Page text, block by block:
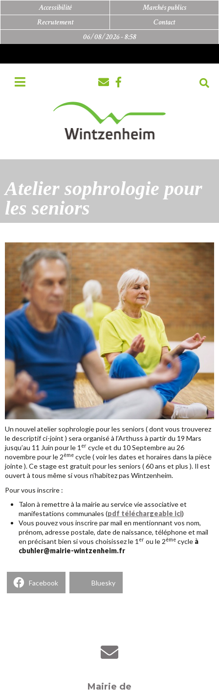
Accessibilité
Marchés publics
Recrutement
Contact
06/08/2026 -8:58
Atelier sophrologie pour
les seniors
Un nouvel atelier sophrologie pour les seniors ( dont vous trouverez
le descriptif ci-joint ) sera organisé à l’Arthuss à partir du 19 Mars
jusqu’au 11 Juin pour le 1 er cycle et du 10 Septembre au 26
novembre pour le 2ème cycle ( voir les dates et horaires dans la pièce
jointe ).Ce stage est gratuit pour les seniors ( 60 ans et plus ). Il est
ouvert à tous même si vous n’habitez pas Wintzenheim.
Pour vous inscrire :
Talon à remettre à la mairie au service vie associative et
manifestations communales (pdf téléchargeable ici)
Vous pouvez vous inscrire par mail en mentionnant vos nom,
prénom, adresse postale, date de naissance, téléphone et mail
en précisant bien si vous choisissez le 1 er ou le 2ème cycle à
cbuhler@mairie-wintzenheim.fr
Facebook Bluesky
Mairie de